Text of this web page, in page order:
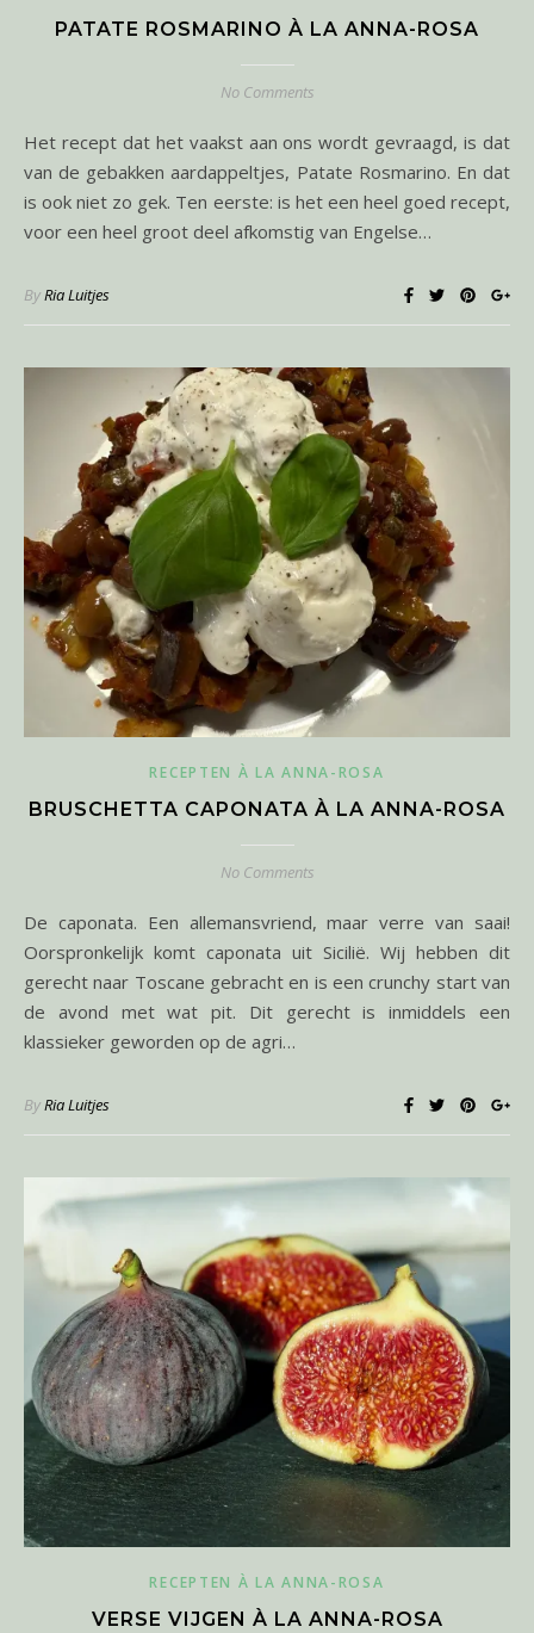
PATATE ROSMARINO À LA ANNA-ROSA
No Comments
Het recept dat het vaakst aan ons wordt gevraagd, is dat
van de gebakken aardappeltjes, Patate Rosmarino. En dat
is ook niet zo gek. Ten eerste: is het een heel goed recept,
voor een heel groot deel afkomstig van Engelse…
ByRia Luitjes
RECEPTEN À LA ANNA-ROSA
BRUSCHETTA CAPONATA À LA ANNA-ROSA
No Comments
De caponata. Een allemansvriend, maar verre van saai!
Oorspronkelijk komt caponata uit Sicilië. Wij hebben dit
gerecht naar Toscane gebracht en is een crunchy start van
de avond met wat pit. Dit gerecht is inmiddels een
klassieker geworden op de agri…
ByRia Luitjes
RECEPTEN À LA ANNA-ROSA
VERSE VIJGEN À LA ANNA-ROSA